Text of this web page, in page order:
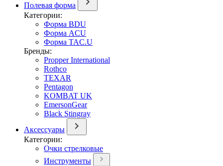
Полевая форма
Категории:
Форма BDU
Форма ACU
Форма TAC.U
Бренды:
Propper International
Rothco
TEXAR
Pentagon
KOMBAT UK
EmersonGear
Black Stingray
Аксессуары
Категории:
Очки стрелковые
Инструменты